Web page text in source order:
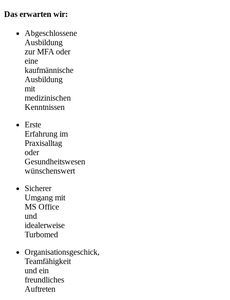
Das erwarten wir:
Abgeschlossene
Ausbildung
zur MFA oder
eine
kaufmännische
Ausbildung
mit
medizinischen
Kenntnissen
Erste
Erfahrung im
Praxisalltag
oder
Gesundheitswesen
wünschenswert
Sicherer
Umgang mit
MS Office
und
idealerweise
Turbomed
Organisationsgeschick,
Teamfähigkeit
und ein
freundliches
Auftreten